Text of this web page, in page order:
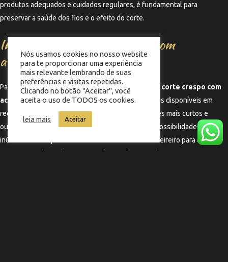
produtos adequados e cuidados regulares, é fundamental para
preservar a saúde dos fios e o efeito do corte.
Inspirações de cortes crespos com
acabamento gradual
Para quem está em dúvida sobre como pode ficar o corte crespo com
acabamento gradual , existem diversas inspirações disponíveis em
redes sociais e plataformas de beleza. Desde cortes mais curtos e
ousados até opções mais longas e volumosas, as possibilidades são
inúmeras. É sempre bom levar referências ao cabeleireiro para que ele
Nós usamos cookies no nosso website
para te proporcionar uma experiência
mais relevante lembrando de suas
preferências e visitas repetidas.
Clicando no botão "Aceitar", você
aceita o uso de TODOS os cookies.
leia mais Aceitar